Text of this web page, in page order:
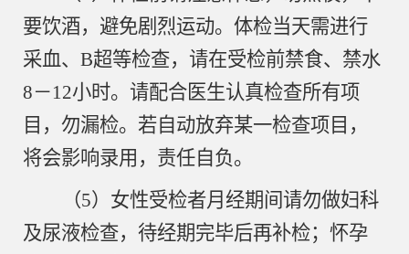
要饮酒，避免剧烈运动。体检当天需进行
采血、B超等检查，请在受检前禁食、禁水
8－12小时。请配合医生认真检查所有项
目，勿漏检。若自动放弃某一检查项目，
将会影响录用，责任自负。
（5）女性受检者月经期间请勿做妇科
及尿液检查，待经期完毕后再补检；怀孕